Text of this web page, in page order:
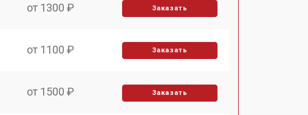
от 1300 ₽ Заказать
от 1100 ₽ Заказать
от 1500 ₽ Заказать